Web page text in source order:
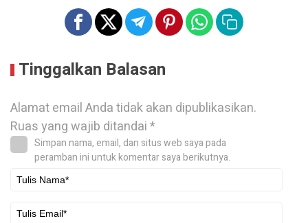
Tinggalkan Balasan
Alamat email Anda tidak akan dipublikasikan.
Ruas yang wajib ditandai*
Simpan nama, email, dan situs web saya pada
peramban ini untuk komentar saya berikutnya.